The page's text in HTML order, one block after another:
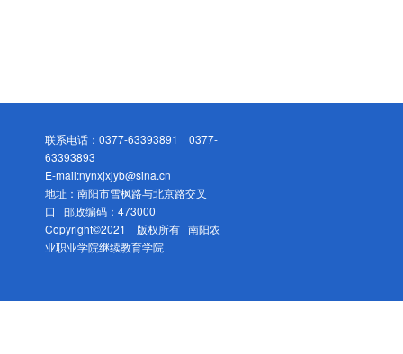
联系电话：0377-63393891 0377-
63393893
E-mail:nynxjxjyb@sina.cn
地址：南阳市雪枫路与北京路交叉
口 邮政编码：473000
Copyright©2021 版权所有 南阳农
业职业学院继续教育学院